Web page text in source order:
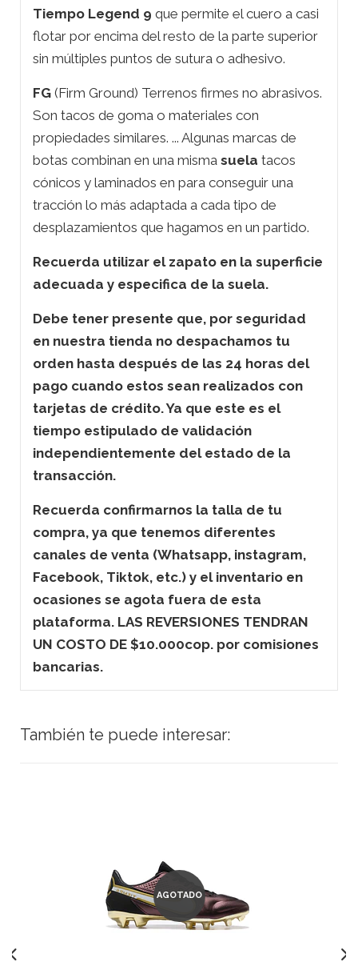
Tiempo Legend 9 que permite el cuero a casi
flotar por encima del resto de la parte superior
sin múltiples puntos de sutura o adhesivo.
FG (Firm Ground) Terrenos firmes no abrasivos.
Son tacos de goma o materiales con
propiedades similares. ... Algunas marcas de
botas combinan en una misma suela tacos
cónicos y laminados en para conseguir una
tracción lo más adaptada a cada tipo de
desplazamientos que hagamos en un partido.
Recuerda utilizar el zapato en la superficie
adecuada y especifica de la suela.
Debe tener presente que, por seguridad
en nuestra tienda no despachamos tu
orden hasta después de las 24 horas del
pago cuando estos sean realizados con
tarjetas de crédito. Ya que este es el
tiempo estipulado de validación
independientemente del estado de la
transacción.
Recuerda confirmarnos la talla de tu
compra, ya que tenemos diferentes
canales de venta (Whatsapp, instagram,
Facebook, Tiktok, etc.) y el inventario en
ocasiones se agota fuera de esta
plataforma. LAS REVERSIONES TENDRAN
UN COSTO DE $10.000cop. por comisiones
bancarias.
También te puede interesar:
AGOTADO